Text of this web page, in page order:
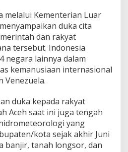
melalui Kementerian Luar
duka cita
dan rakyat
tersebut. Indonesia
negara lainnya dalam
kemanusiaan internasional
Venezuela.
duka kepada rakyat
Aceh saat ini juga tengah
yang
kota sejak akhir Juni
banjir, tanah longsor, dan